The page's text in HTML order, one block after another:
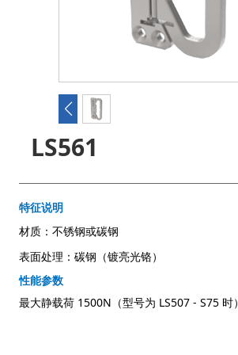
LS561
特征说明
材质：不锈钢或碳钢
表面处理：碳钢（镀亮光铬）
性能参数
最大静载荷 1500N（型号为 LS507 - S75 时）